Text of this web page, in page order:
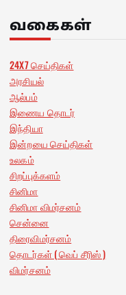
வகைகள்
24X7 செய்திகள்
அரசியல்
ஆல்பம்
இணைய தொடர்
இந்தியா
இன்றயை செய்திகள்
உலகம்
சிறப்புக்களம்
சினிமா
சினிமா விமர்சனம்
சென்னை
திரைவிமர்சனம்
தொடர்கள் ( வெப் சீரிஸ் )
விமர்சனம்